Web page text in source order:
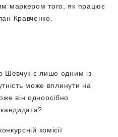
маркером того, як працює
Кравченко.
Шевчук є лише одним із
може вплинути на
він одноосібно
комісії